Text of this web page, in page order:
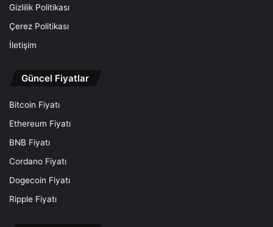
Gizlilik Politikası
Çerez Politikası
İletişim
Güncel Fiyatlar
Bitcoin Fiyatı
Ethereum Fiyatı
BNB Fiyatı
Cordano Fiyatı
Dogecoin Fiyatı
Ripple Fiyatı